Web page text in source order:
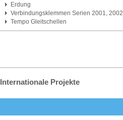
Erdung
Verbindungsklemmen Serien 2001, 2002,
2004
Tempo Gleitschellen
Projekte